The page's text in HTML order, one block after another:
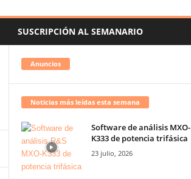
SUSCRIPCIÓN AL SEMANARIO
Anuncios
Noticias más leídas esta semana
Software de análisis MXO-
K333 de potencia trifásica
23 julio, 2026